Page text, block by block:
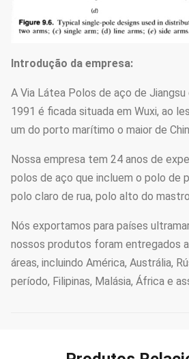
Introdução da empresa:
A Via Látea Polos de aço de
1991 é ficada situada em Wuxi, ao
um do porto marítimo o maior de
Nossa empresa tem 24 anos de
polos de aço que incluem o polo de
polo claro de rua, polo alto do
Nós exportamos para países
nossos produtos foram entregados
áreas, incluindo América, Austrália,
período, Filipinas, Malásia, África e